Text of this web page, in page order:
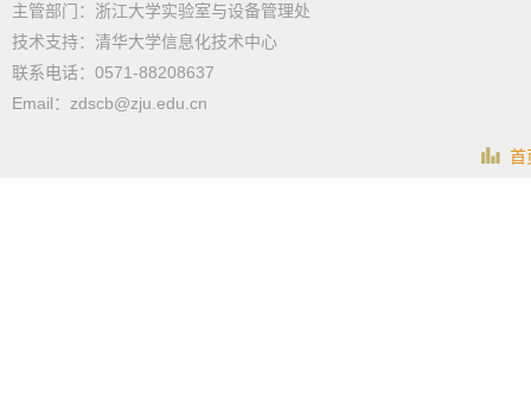
主管部门：浙江大学实验室与设备管理处
技术支持：清华大学信息化技术中心
联系电话：0571-88208637
Email：zdscb@zju.edu.cn
首